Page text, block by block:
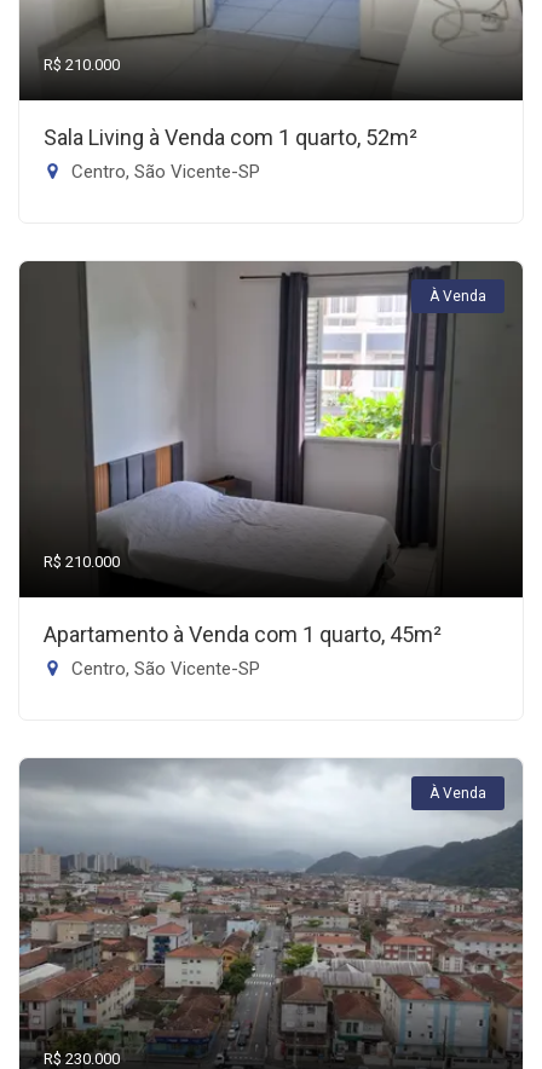
R$ 210.000
Sala Living à Venda com 1 quarto, 52m²
Centro, São Vicente-SP
À Venda
R$ 210.000
Apartamento à Venda com 1 quarto, 45m²
Centro, São Vicente-SP
À Venda
R$ 230.000